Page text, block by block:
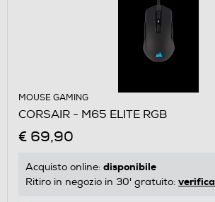
MOUSE GAMING
CORSAIR - M65 ELITE RGB
€ 69,90
Acquisto online: disponibile
Ritiro in negozio in 30' gratuito: verifica